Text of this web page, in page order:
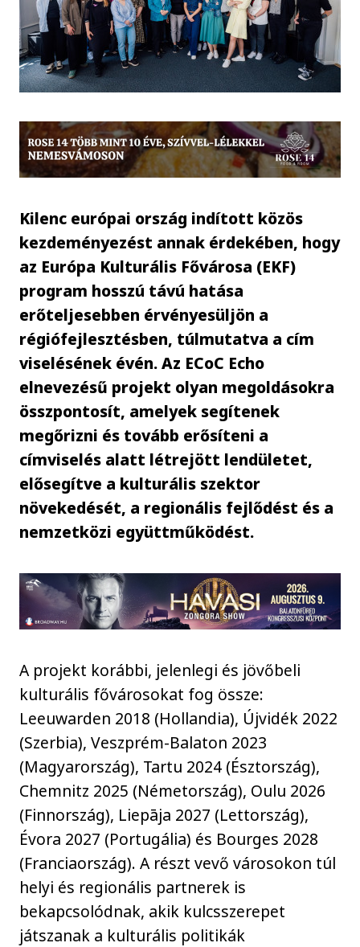
Kilenc európai ország indított közös
kezdeményezést annak érdekében, hogy
az Európa Kulturális Fővárosa (EKF)
program hosszú távú hatása
erőteljesebben érvényesüljön a
régiófejlesztésben, túlmutatva a cím
viselésének évén. Az ECoC Echo
elnevezésű projekt olyan megoldásokra
összpontosít, amelyek segítenek
megőrizni és tovább erősíteni a
címviselés alatt létrejött lendületet,
elősegítve a kulturális szektor
növekedését, a regionális fejlődést és a
nemzetközi együttműködést.
A projekt korábbi, jelenlegi és jövőbeli
kulturális fővárosokat fog össze:
Leeuwarden 2018 (Hollandia), Újvidék 2022
(Szerbia), Veszprém-Balaton 2023
(Magyarország), Tartu 2024 (Észtország),
Chemnitz 2025 (Németország), Oulu 2026
(Finnország), Liepāja 2027 (Lettország),
Évora 2027 (Portugália) és Bourges 2028
(Franciaország). A részt vevő városokon túl
helyi és regionális partnerek is
bekapcsolódnak, akik kulcsszerepet
játszanak a kulturális politikák